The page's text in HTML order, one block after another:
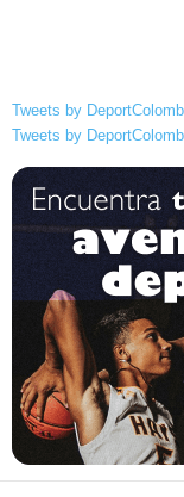
Tweets by
Tweets by